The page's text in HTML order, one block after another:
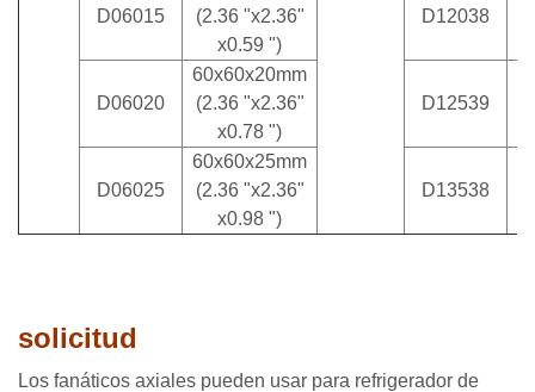
D06015
(2.36 "x2.36"
x0.59 ")
D12038
D06020
60x60x20mm
(2.36 "x2.36"
x0.78 ")
D12539
D06025
60x60x25mm
(2.36 "x2.36"
x0.98 ")
D13538
solicitud
Los fanáticos axiales pueden usar para refrigerador de